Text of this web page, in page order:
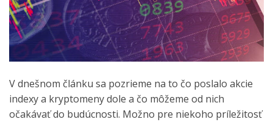
V dnešnom článku sa pozrieme na to čo poslalo akcie
indexy a kryptomeny dole a čo môžeme od nich
očakávať do budúcnosti. Možno pre niekoho príležitosť